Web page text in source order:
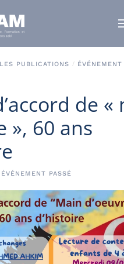
PUBLICATIONS ÉVÉNEMENT
de «
», 60 ans
ÉVÉNEMENT PASSÉ